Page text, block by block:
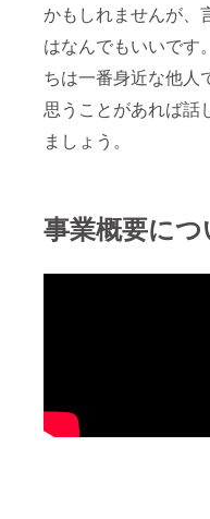
かもしれませんが、
はなんでもいいです
ちは一番身近な他人
思うことがあれば話
ましょう。
事業概要につ